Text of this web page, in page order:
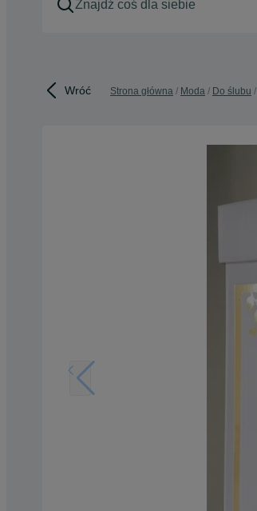
Wróć Strona główna Moda Do ślubu